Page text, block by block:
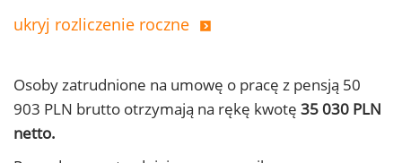
ukryj rozliczenie roczne
Osoby zatrudnione na umowę o pracę z pensją 50
903 PLN brutto otrzymają na rękę kwotę 35 030 PLN
netto.